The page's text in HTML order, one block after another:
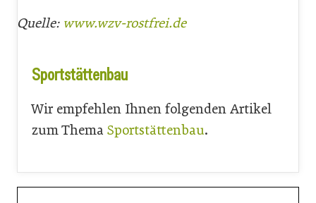
Quelle: www.wzv-rostfrei.de
Sportstättenbau
Wir empfehlen Ihnen folgenden Artikel
zum Thema Sportstättenbau.